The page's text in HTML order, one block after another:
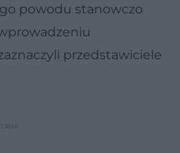
powodu stanowczo
przedstawiciele